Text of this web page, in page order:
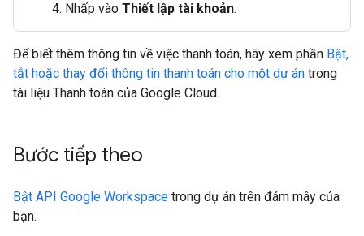
Nhấp vào Thiết lập tài khoản.
Để biết thêm thông tin về việc thanh toán, hãy xem phần Bật,
tắt hoặc thay đổi thông tin thanh toán cho một dự án trong
tài liệu Thanh toán của Google Cloud.
Bước tiếp theo
Bật API Google Workspace trong dự án trên đám mây của
bạn.